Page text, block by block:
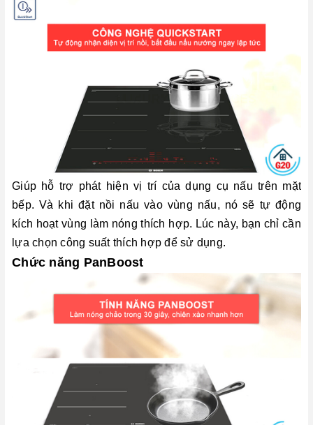
Giúp hỗ trợ phát hiện vị trí của dụng cụ nấu trên mặt
bếp. Và khi đặt nồi nấu vào vùng nấu, nó sẽ tự động
kích hoạt vùng làm nóng thích hợp. Lúc này, bạn chỉ cần
lựa chọn công suất thích hợp để sử dụng.
Chức năng PanBoost